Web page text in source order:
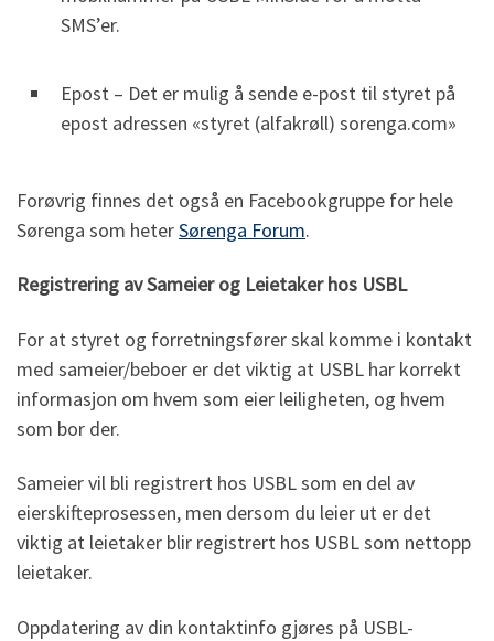
SMS’er.
Epost – Det er mulig å sende e-post til styret på
epost adressen «styret (alfakrøll) sorenga.com»
Forøvrig finnes det også en Facebookgruppe for hele
Sørenga som heterSørenga Forum.
Registrering av Sameier og Leietaker hos USBL
For at styret og forretningsfører skal komme i kontakt
med sameier/beboer er det viktig at USBL har korrekt
informasjon om hvem som eier leiligheten, og hvem
som bor der.
Sameier vil bli registrert hos USBL som en del av
eierskifteprosessen, men dersom du leier ut er det
viktig at leietaker blir registrert hos USBL som nettopp
leietaker.
Oppdatering av din kontaktinfo gjøres på USBL-